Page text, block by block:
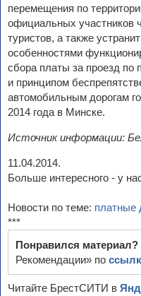
перемещения по
официальных участников
туристов, а также
особенностями
сбора платы за проезд
и принципом
автомобильным дорогам
2014 года в Минске.
Источник информации:
11.04.2014.
Больше интересного - у
Новости по теме: платные
***
Понравился материал?
Рекомендации» по
Читайте БрестСИТИ в